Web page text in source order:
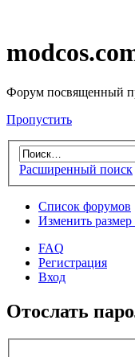
Форум посвященный
Пропустить
Расширенный поиск
Список форумов
Изменить
FAQ
Регистрация
Вход
Отослать